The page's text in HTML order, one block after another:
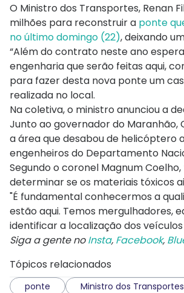
O Ministro dos Transportes, Renan
milhões para reconstruir a ponte
no último domingo (22), deixando
“Além do contrato neste ano
engenharia que serão feitas aqui,
para fazer desta nova ponte um
realizada no local.
Na coletiva, o ministro anunciou a
Junto ao governador do Maranhão,
a área que desabou de helicóptero
engenheiros do Departamento
Segundo o coronel Magnum
determinar se os materiais tóxicos
"É fundamental conhecermos a
estão aqui. Temos mergulhadores,
identificar a localização dos
Siga a gente noInsta, Facebook,
Tópicos relacionados
ponte Ministro dos Transportes